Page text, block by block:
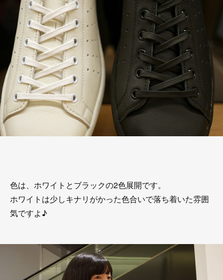
色は、ホワイトとブラックの2色展開です。
ホワイトは少しキナリがかった色合いで落ち着いた雰囲
気ですよ♪